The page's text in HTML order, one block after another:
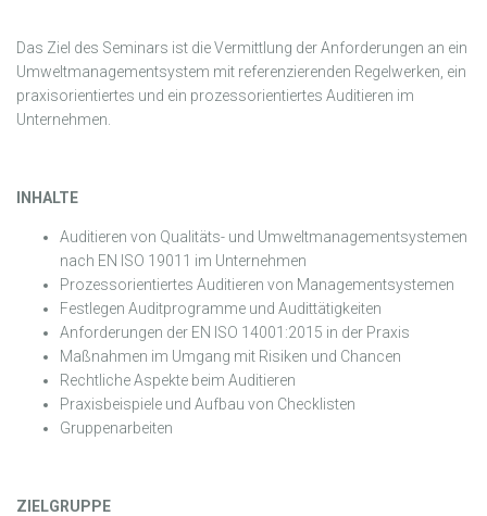
Das Ziel des Seminars ist die Vermittlung der Anforderungen an ein
Umweltmanagementsystem mit referenzierenden Regelwerken, ein
praxisorientiertes und ein prozessorientiertes Auditieren im
Unternehmen.
INHALTE
Auditieren von Qualitäts- und Umweltmanagementsystemen
nach EN ISO 19011 im Unternehmen
Prozessorientiertes Auditieren von Managementsystemen
Festlegen Auditprogramme und Audittätigkeiten
Anforderungen der EN ISO 14001:2015 in der Praxis
Maßnahmen im Umgang mit Risiken und Chancen
Rechtliche Aspekte beim Auditieren
Praxisbeispiele und Aufbau von Checklisten
Gruppenarbeiten
ZIELGRUPPE